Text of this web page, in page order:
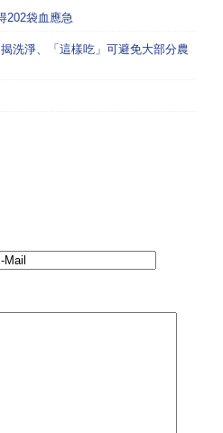
202袋血應急
洗淨、「這樣吃」可避免大部分農